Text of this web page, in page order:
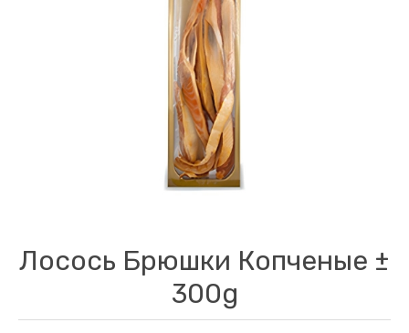
Лосось Брюшки Копченые ±
300g